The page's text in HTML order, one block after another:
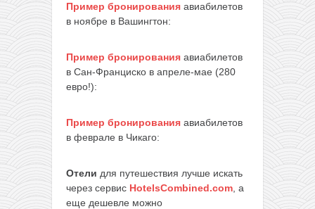
Пример бронирования авиабилетов
в ноябре в Вашингтон:
Пример бронирования авиабилетов
в Сан-Франциско в апреле-мае (280
евро!):
Пример бронирования авиабилетов
в феврале в Чикаго:
Отели для путешествия лучше искать
через сервис HotelsCombined.com , а
еще дешевле можно